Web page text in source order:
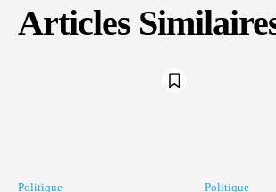
Articles
Politique Politique